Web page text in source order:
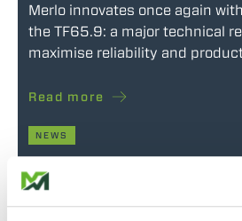
Merlo innovates once again
the TF65.9: a major technical
maximise reliability and
Read more
NEWS
With Merlo ROTO “Plug-In”
of work is becoming